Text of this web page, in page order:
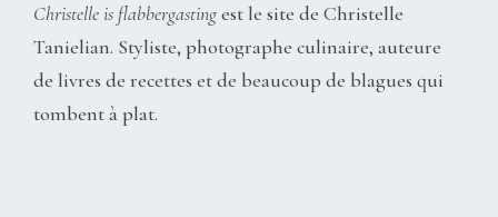
Christelle is flabbergastingest le site de Christelle
Tanielian. Styliste, photographe culinaire, auteure
de livres de recettes et de beaucoup de blagues qui
tombent à plat.